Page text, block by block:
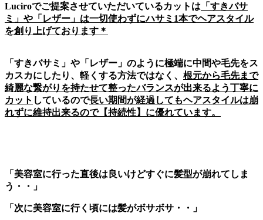
Luciroでご提案させていただいているカットは 「すきバサ
ミ」や「レザー」は一切使わずにハサミ1本でヘアスタイル
を創り上げております＊
「すきバサミ」や「レザー」のように極端に中間や毛先をス
カスカにしたり、軽くする方法ではなく、 根元から毛先まで
綺麗な繋がりを持たせて整ったバランスが出来るよう丁寧に
カット しているので長い期間が経過してもヘアスタイルは崩
れずに維持出来るので【持続性】に優れています。
「美容室に行った直後は良いけどすぐに髪型が崩れてしま
う・・」
「次に美容室に行く頃には髪がボサボサ・・」